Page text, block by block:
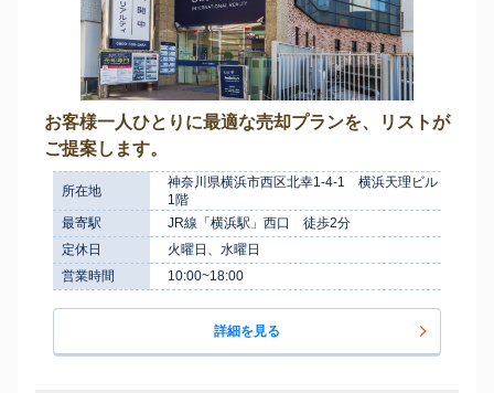
お客様一人ひとりに最適な売却プランを、リストが
ご提案します。
所在地
神奈川県横浜市西区北幸1-4-1 横浜天理ビル
1階
最寄駅
JR線「横浜駅」西口 徒歩2分
定休日
火曜日、水曜日
営業時間
10:00~18:00
詳細を見る